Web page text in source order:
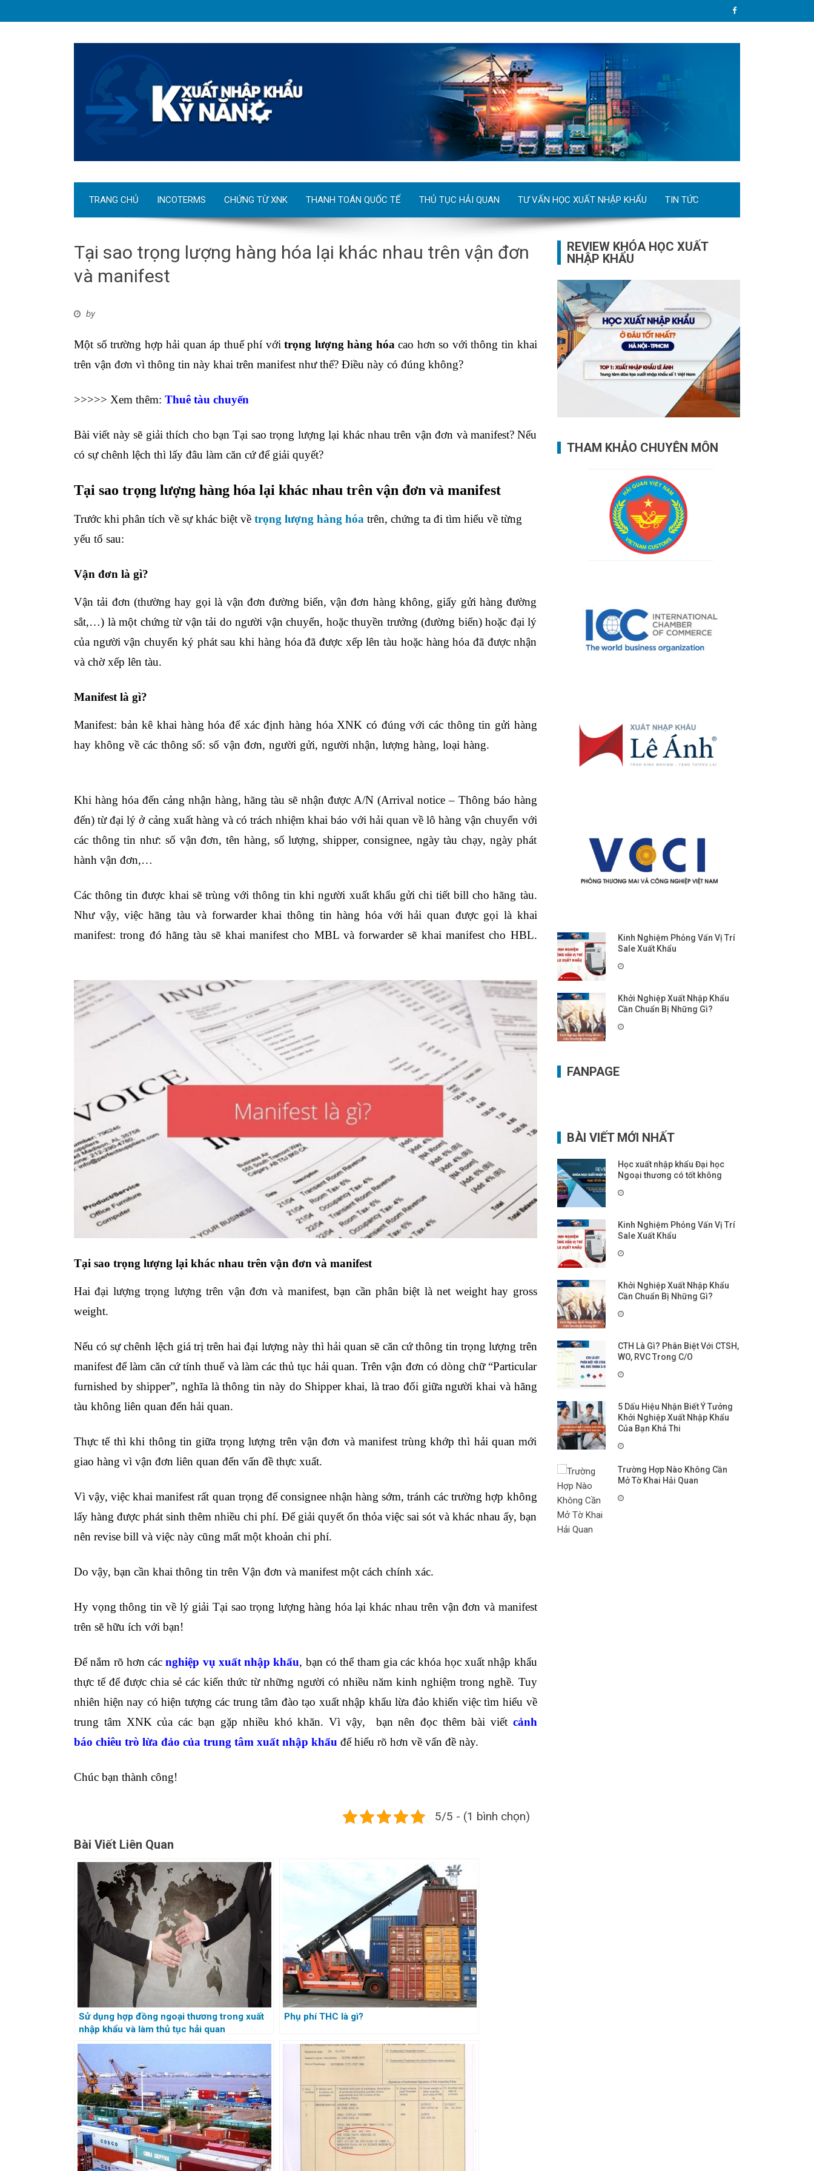
TRANG CHỦ INCOTERMS CHỨNG TỪ XNK THANH TOÁN QUỐC TẾ THỦ TỤC HẢI QUAN TƯ VẤN HỌC XUẤT NHẬP KHẨU TIN TỨC
Tại sao trọng lượng hàng hóa lại khác nhau trên vận đơn
và manifest
by
Một số trường hợp hải quan áp thuế phí vớitrọng lượng hàng hóacao hơn so với thông tin khai
trên vận đơn vì thông tin này khai trên manifest như thế? Điều này có đúng không?
>>>>> Xem thêm: Thuê tàu chuyến
Bài viết này sẽ giải thích cho bạn Tại sao trọng lượng lại khác nhau trên vận đơn và manifest? Nếu
có sự chênh lệch thì lấy đâu làm căn cứ để giải quyết?
Tại sao trọng lượng hàng hóa lại khác nhau trên vận đơn và manifest
Trước khi phân tích về sự khác biệt về trọng lượng hàng hóa trên, chứng ta đi tìm hiểu về từng
yếu tố sau:
Vận đơn là gì?
Vận tải đơn (thường hay gọi là vận đơn đường biển, vận đơn hàng không, giấy gửi hàng đường
sắt,…) là một chứng từ vận tải do người vận chuyển, hoặc thuyền trưởng (đường biển) hoặc đại lý
của người vận chuyển ký phát sau khi hàng hóa đã được xếp lên tàu hoặc hàng hóa đã được nhận
và chờ xếp lên tàu.
Manifest là gì?
Manifest: bản kê khai hàng hóa để xác định hàng hóa XNK có đúng với các thông tin gửi hàng
hay không về các thông số: số vận đơn, người gửi, người nhận, lượng hàng, loại hàng.
Khi hàng hóa đến cảng nhận hàng, hãng tàu sẽ nhận được A/N (Arrival notice – Thông báo hàng
đến) từ đại lý ở cảng xuất hàng và có trách nhiệm khai báo với hải quan về lô hàng vận chuyển với
các thông tin như: số vận đơn, tên hàng, số lượng, shipper, consignee, ngày tàu chạy, ngày phát
hành vận đơn,…
Các thông tin được khai sẽ trùng với thông tin khi người xuất khẩu gửi chi tiết bill cho hãng tàu.
Như vậy, việc hãng tàu và forwarder khai thông tin hàng hóa với hải quan được gọi là khai
manifest: trong đó hãng tàu sẽ khai manifest cho MBL và forwarder sẽ khai manifest cho HBL.
Tại sao trọng lượng lại khác nhau trên vận đơn và manifest
Hai đại lượng trọng lượng trên vận đơn và manifest, bạn cần phân biệt là net weight hay gross
weight.
Nếu có sự chênh lệch giá trị trên hai đại lượng này thì hải quan sẽ căn cứ thông tin trọng lượng trên
manifest để làm căn cứ tính thuế và làm các thủ tục hải quan. Trên vận đơn có dòng chữ “Particular
furnished by shipper”, nghĩa là thông tin này do Shipper khai, là trao đổi giữa người khai và hãng
tàu không liên quan đến hải quan.
Thực tế thì khi thông tin giữa trọng lượng trên vận đơn và manifest trùng khớp thì hải quan mới
giao hàng vì vận đơn liên quan đến vấn đề thực xuất.
Vì vậy, việc khai manifest rất quan trọng để consignee nhận hàng sớm, tránh các trường hợp không
lấy hàng được phát sinh thêm nhiều chi phí. Để giải quyết ổn thỏa việc sai sót và khác nhau ấy, bạn
nên revise bill và việc này cũng mất một khoản chi phí.
Do vậy, bạn cần khai thông tin trên Vận đơn và manifest một cách chính xác.
Hy vọng thông tin về lý giải Tại sao trọng lượng hàng hóa lại khác nhau trên vận đơn và manifest
trên sẽ hữu ích với bạn!
Để nắm rõ hơn cácnghiệp vụ xuất nhập khẩu, bạn có thể tham gia cáckhóa học xuất nhập khẩu
thực tếđể được chia sẻ các kiến thức từ những người có nhiều năm kinh nghiệm trong nghề. Tuy
nhiên hiện nay có hiện tượng các trung tâm đào tạo xuất nhập khẩu lừa đảo khiến việc tìm hiểu về
trung tâm XNK của các bạn gặp nhiều khó khăn. Vì vậy, bạn nên đọc thêm bài viết cảnh
báo chiêu trò lừa đảo của trung tâm xuất nhập khẩu để hiểu rõ hơn về vấn đề này.
Chúc bạn thành công!
5/5 - (1 bình chọn)
Bài Viết Liên Quan
Sử dụng hợp đồng ngoại thương trong xuất
nhập khẩu và làm thủ tục hải quan
Phụ phí THC là gì?
REVIEW KHÓA HỌC XUẤT
NHẬP KHẨU
THAM KHẢO CHUYÊN MÔN
Kinh Nghiệm Phỏng Vấn Vị Trí
Sale Xuất Khẩu
Khởi Nghiệp Xuất Nhập Khẩu
Cần Chuẩn Bị Những Gì?
FANPAGE
BÀI VIẾT MỚI NHẤT
Học xuất nhập khẩu Đại học
Ngoại thương có tốt không
Kinh Nghiệm Phỏng Vấn Vị Trí
Sale Xuất Khẩu
Khởi Nghiệp Xuất Nhập Khẩu
Cần Chuẩn Bị Những Gì?
CTH Là Gì? Phân Biệt Với CTSH,
WO, RVC Trong C/O
5 Dấu Hiệu Nhận Biết Ý Tưởng
Khởi Nghiệp Xuất Nhập Khẩu
Của Bạn Khả Thi
Trường Hợp Nào Không Cần
Mở Tờ Khai Hải Quan